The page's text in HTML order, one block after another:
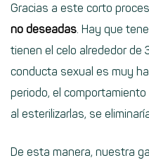
Gracias a este corto
no deseadas. Hay que
tienen el celo alrededor de
conducta sexual es muy
periodo, el
al esterilizarlas, se
De esta manera, nuestra